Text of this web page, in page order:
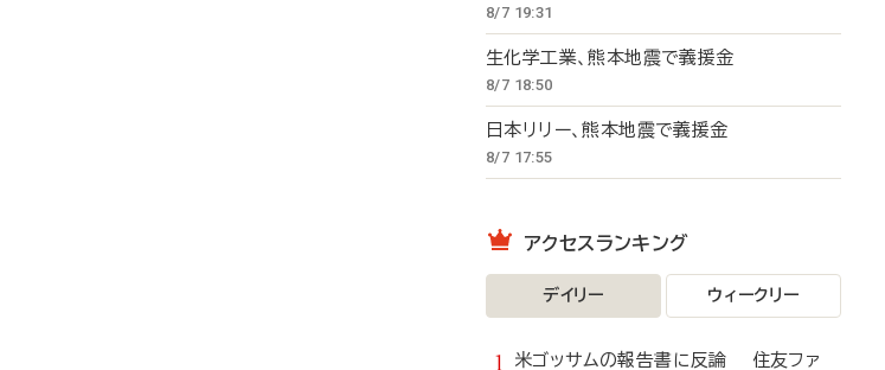
8/7 19:31
生化学工業、熊本地震で義援金
8/7 18:50
日本リリー、熊本地震で義援金
8/7 17:55
アクセスランキング
デイリー ウィークリー
米ゴッサムの報告書に反論 住友ファ